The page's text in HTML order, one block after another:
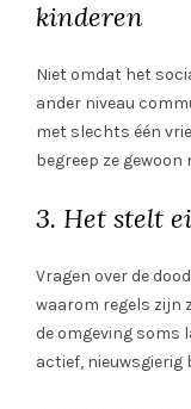
kinderen
Niet omdat het
ander niveau
met slechts één
begreep ze gewoon
3. Het stelt
Vragen over de
waarom regels zijn
de omgeving soms
actief,